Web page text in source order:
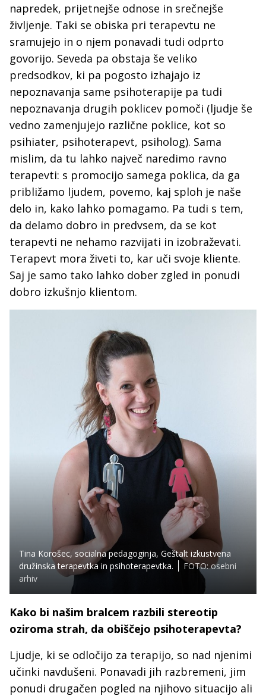
napredek, prijetnejše odnose in srečnejše
življenje. Taki se obiska pri terapevtu ne
sramujejo in o njem ponavadi tudi odprto
govorijo. Seveda pa obstaja še veliko
predsodkov, ki pa pogosto izhajajo iz
nepoznavanja same psihoterapije pa tudi
nepoznavanja drugih poklicev pomoči (ljudje še
vedno zamenjujejo različne poklice, kot so
psihiater, psihoterapevt, psiholog). Sama
mislim, da tu lahko največ naredimo ravno
terapevti: s promocijo samega poklica, da ga
približamo ljudem, povemo, kaj sploh je naše
delo in, kako lahko pomagamo. Pa tudi s tem,
da delamo dobro in predvsem, da se kot
terapevti ne nehamo razvijati in izobraževati.
Terapevt mora živeti to, kar uči svoje kliente.
Saj je samo tako lahko dober zgled in ponudi
dobro izkušnjo klientom.
Tina Korošec, socialna pedagoginja, Geštalt izkustvena
družinska terapevtka in psihoterapevtka.
FOTO: osebni
arhiv
Kako bi našim bralcem razbili stereotip
oziroma strah, da obiščejo psihoterapevta?
Ljudje, ki se odločijo za terapijo, so nad njenimi
učinki navdušeni. Ponavadi jih razbremeni, jim
ponudi drugačen pogled na njihovo situacijo ali